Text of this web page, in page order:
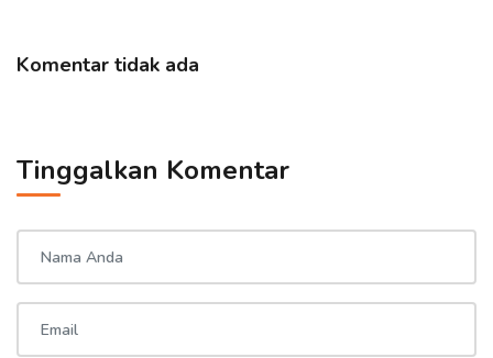
Komentar tidak ada
Tinggalkan Komentar